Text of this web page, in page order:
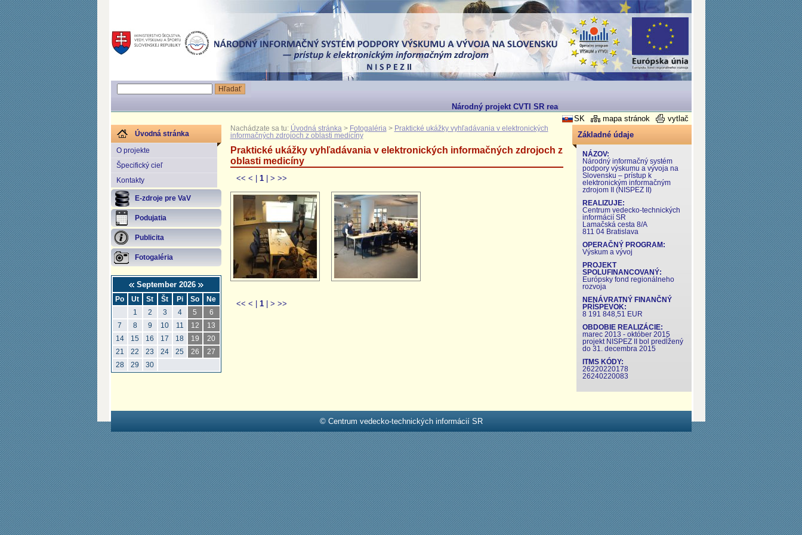
Národný projekt CVTI SR realizovaný v rámci Operačného programu Výskum a Vývoj
vytlač
mapa stránok
SK
Úvodná stránka
O projekte
Špecifický cieľ
Kontakty
E-zdroje pre VaV
Podujatia
Publicita
Fotogaléria
September 2026
Po Ut St Št Pi So
Ne
1
2 3 4 5
6
7
8 9 10 11 12
13
14
15 16 17 18 19
20
21
22 23 24 25 26
27
28
29 30
Nachádzate sa tu: Úvodná stránka > Fotogaléria > Praktické ukážky vyhľadávania v elektronických
informačných zdrojoch z oblasti medicíny
Praktické ukážky vyhľadávania v elektronických informačných zdrojoch z
oblasti medicíny
<< < 1| > >>
<< < 1| > >>
Základné údaje
NÁZOV:
Národný informačný systém
podpory výskumu a vývoja na
Slovensku – prístup k
elektronickým informačným
zdrojom II (NISPEZ II)
REALIZUJE:
Centrum vedecko-technických
informácií SR
Lamačská cesta 8/A
811 04 Bratislava
OPERAČNÝ PROGRAM:
Výskum a vývoj
PROJEKT
SPOLUFINANCOVANÝ:
Európsky fond regionálneho
rozvoja
NENÁVRATNÝ FINANČNÝ
PRÍSPEVOK:
8 191 848,51 EUR
OBDOBIE REALIZÁCIE:
marec 2013 - október 2015
projekt NISPEZ II bol predĺžený
do 31. decembra 2015
ITMS KÓDY:
26220220178
26240220083
© Centrum vedecko-technických informácií SR